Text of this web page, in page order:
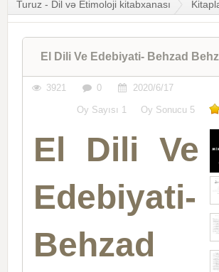
Turuz - Dil və Etimoloji kitabxanası
El Dili Ve Edebiyati- Behzad
3921 0 2020/6/17
Oy Sayısı 1 Oy Sonucu 5
El Dili Ve
Edebiyati-
Behzad